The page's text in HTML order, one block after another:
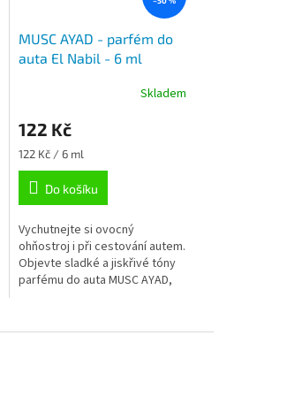
MUSC AYAD - parfém do
auta El Nabil - 6 ml
Skladem
122 Kč
Měrná
cena:
122 Kč / 6 ml
Do košíku
Vychutnejte si ovocný
ohňostroj i při cestování autem.
Objevte sladké a jiskřivé tóny
parfému do auta MUSC AYAD,